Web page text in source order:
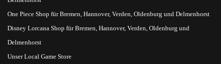
One Piece Shop für Bremen, Hannover, Verden, Oldenburg und Delmenhorst
Disney Lorcana Shop für Bremen, Hannover, Verden, Oldenburg und
Delmenhorst
Unser Local Game Store